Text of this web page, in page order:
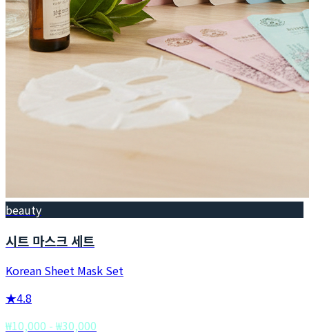
beauty
시트 마스크 세트
Korean Sheet Mask Set
★4.8
₩10,000 - ₩30,000